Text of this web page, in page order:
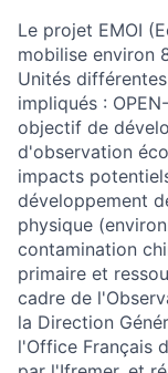
Le projet EMOI
mobilise environ
Unités
impliqués :
objectif de
d'observation
impacts
développement
physique
contamination
primaire et
cadre de
la Direction
l'Office Français